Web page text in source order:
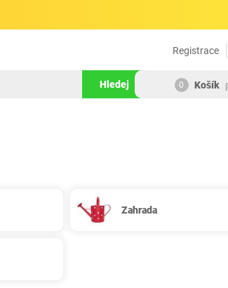
Registrace
Hledej 0 Košík
Zahrada